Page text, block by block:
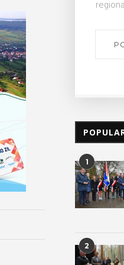
regionalizmy - małe ...
POKAŻ
1
2